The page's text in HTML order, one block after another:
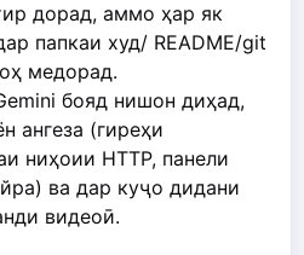
дорад, аммо ҳар як
папкаи худ/ README/git
медорад.
бояд нишон диҳад,
ангеза (гиреҳи
ниҳоии HTTP, панели
ва дар куҷо дидани
видеоӣ.